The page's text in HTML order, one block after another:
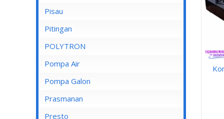
Lampu Spotlight
Pisau
Pitingan
POLYTRON
Pompa Air
Pompa Air Panasonic
Pompa Air Shimizu
Pompa Galon
Prasmanan
Presto